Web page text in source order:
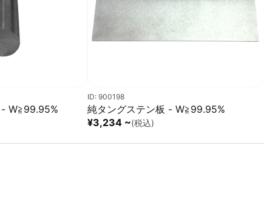
W≧99.95%
ID: 900198
純タングステン板 - W≧99.95%
¥3,234 ~(税込)